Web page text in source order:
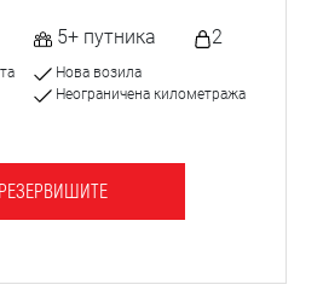
5+ путника 2
Нова возила
Неограничена километража
РЕЗЕРВИШИТЕ